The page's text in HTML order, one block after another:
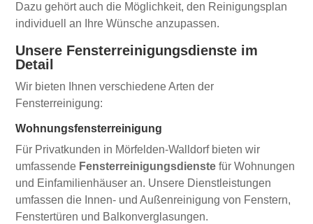
Dazu gehört auch die Möglichkeit, den Reinigungsplan
individuell an Ihre Wünsche anzupassen.
Unsere Fensterreinigungsdienste im
Detail
Wir bieten Ihnen verschiedene Arten der
Fensterreinigung:
Wohnungsfensterreinigung
Für Privatkunden in Mörfelden-Walldorf bieten wir
umfassende Fensterreinigungsdienste für Wohnungen
und Einfamilienhäuser an. Unsere Dienstleistungen
umfassen die Innen- und Außenreinigung von Fenstern,
Fenstertüren und Balkonverglasungen.